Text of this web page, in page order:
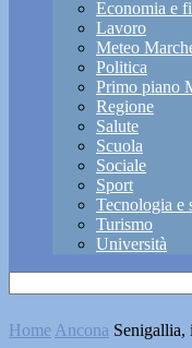
Economia e
Lavoro
Meteo
Politica
Primo piano
Regione
Salute
Scuola
Sociale
Sport
Tecnologia e
Turismo
Università
Home Ancona Senigallia,